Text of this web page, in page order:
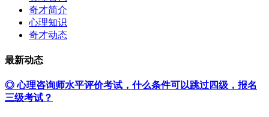
奇才简介
心理知识
奇才动态
最新动态
◎ 心理咨询师水平评价考试，什么条件可以跳过四级，报名
三级考试？